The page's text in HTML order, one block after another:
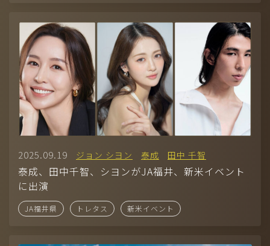
2025.09.19 ジョン シヨン 泰成 田中 千智
泰成、田中千智、シヨンがJA福井、新米イベント
に出演
JA福井県 トレタス 新米イベント